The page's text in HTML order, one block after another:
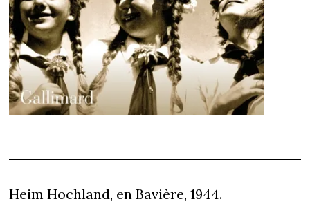
Heim Hochland, en Bavière, 1944.